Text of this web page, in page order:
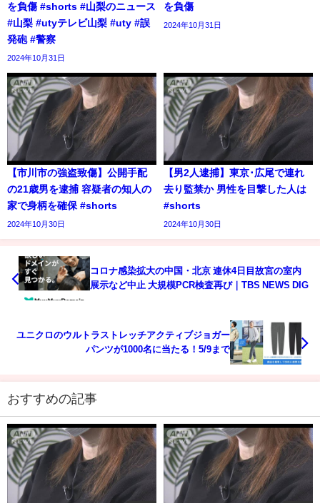
を負傷 #shorts #山梨のニュース
#山梨 #utyテレビ山梨 #uty #誤
発砲 #警察
2024年10月31日
を負傷
2024年10月31日
【市川市の強盗致傷】公開手配
の21歳男を逮捕 容疑者の知人の
家で身柄を確保 #shorts
2024年10月30日
【男2人逮捕】東京･広尾で連れ
去り監禁か 男性を目撃した人は
#shorts
2024年10月30日
コロナ感染拡大の中国・北京 連休4日目故宮の室内
展示など中止 大規模PCR検査再び｜TBS NEWS DIG
ユニクロのウルトラストレッチアクティブジョガー
パンツが1000名に当たる！5/9まで
おすすめの記事